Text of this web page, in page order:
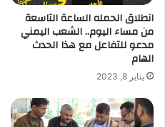
ر
و
ن
انطلاق الحمله الساعة التاسعة
من مساء اليوم.. الشعب اليمني
مدعو للتفاعل مع هذا الحدث
الهام
يناير 8, 2023